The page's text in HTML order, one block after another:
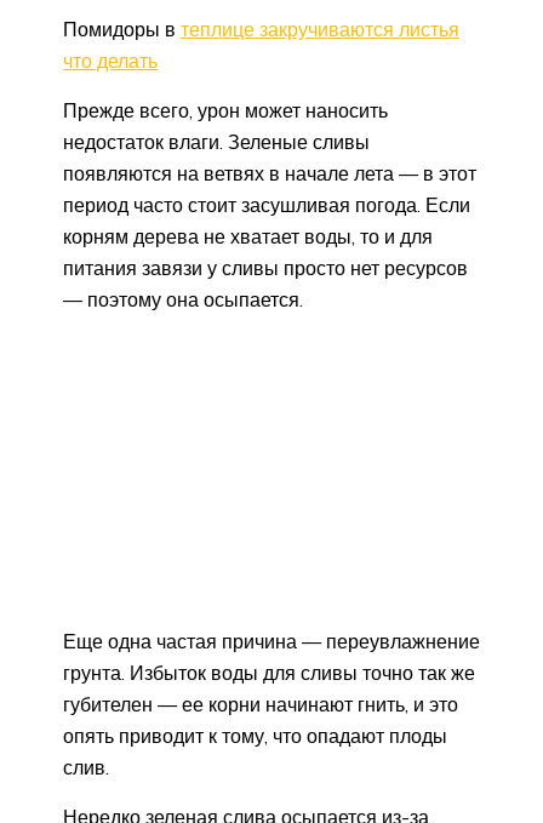
Помидоры в теплице закручиваются листья
что делать
Прежде всего, урон может наносить
недостаток влаги. Зеленые сливы
появляются на ветвях в начале лета — в этот
период часто стоит засушливая погода. Если
корням дерева не хватает воды, то и для
питания завязи у сливы просто нет ресурсов
— поэтому она осыпается.
Еще одна частая причина — переувлажнение
грунта. Избыток воды для сливы точно так же
губителен — ее корни начинают гнить, и это
опять приводит к тому, что опадают плоды
слив.
Нередко зеленая слива осыпается из-за